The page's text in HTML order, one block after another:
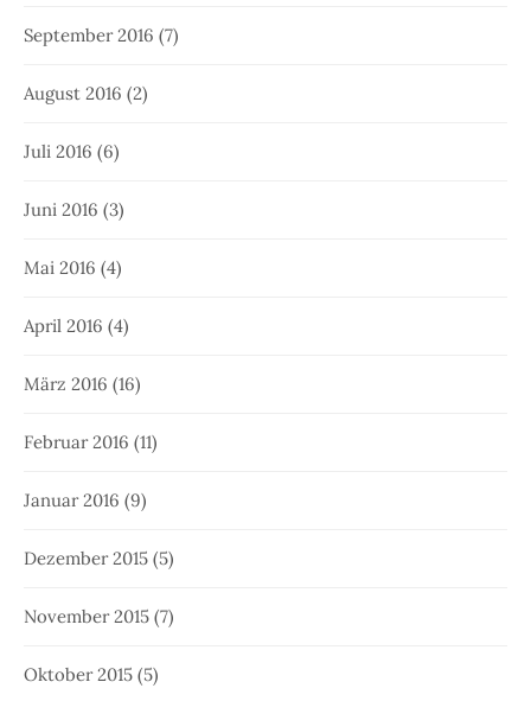
September 2016 (7)
August 2016 (2)
Juli 2016 (6)
Juni 2016 (3)
Mai 2016 (4)
April 2016 (4)
März 2016 (16)
Februar 2016 (11)
Januar 2016 (9)
Dezember 2015 (5)
November 2015 (7)
Oktober 2015 (5)